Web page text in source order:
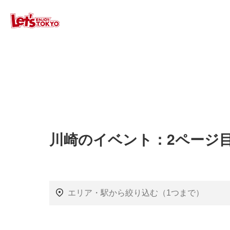
川崎のイベント：2ページ